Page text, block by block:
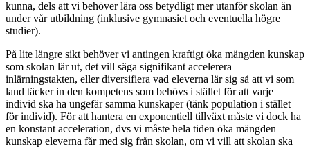
kunna, dels att vi behöver lära oss betydligt mer utanför skolan än
under vår utbildning (inklusive gymnasiet och eventuella högre
studier).
På lite längre sikt behöver vi antingen kraftigt öka mängden kunskap
som skolan lär ut, det vill säga signifikant accelerera
inlärningstakten, eller diversifiera vad eleverna lär sig så att vi som
land täcker in den kompetens som behövs i stället för att varje
individ ska ha ungefär samma kunskaper (tänk population i stället
för individ). För att hantera en exponentiell tillväxt måste vi dock ha
en konstant acceleration, dvs vi måste hela tiden öka mängden
kunskap eleverna får med sig från skolan, om vi vill att skolan ska